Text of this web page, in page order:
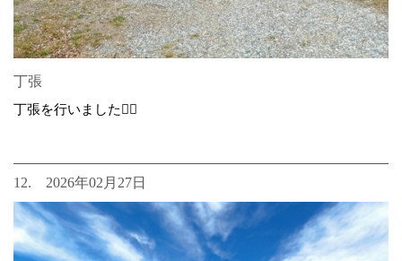
丁張
丁張を行いました👷‍♂️
12. 2026年02月27日